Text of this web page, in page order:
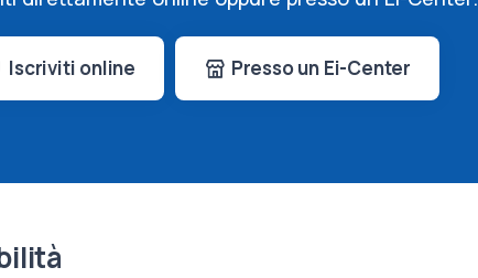
Iscriviti online Presso un Ei-Center